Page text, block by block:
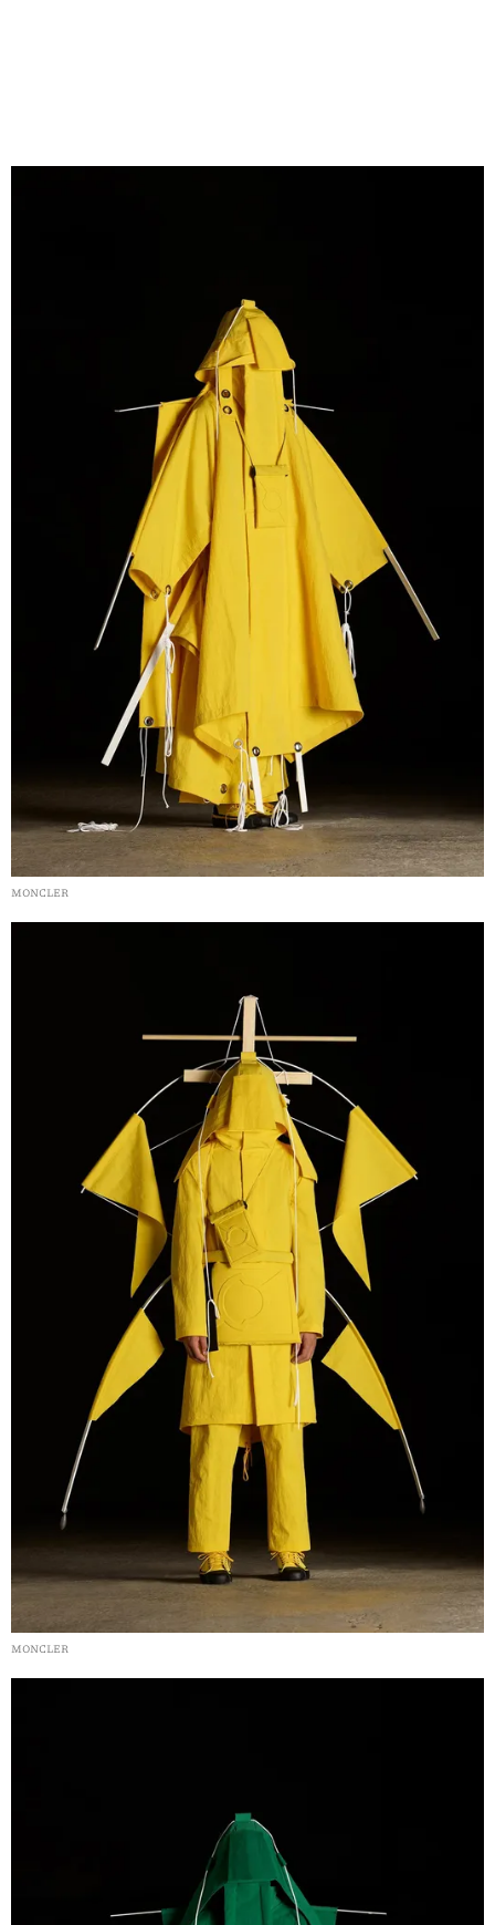
MONCLER
MONCLER